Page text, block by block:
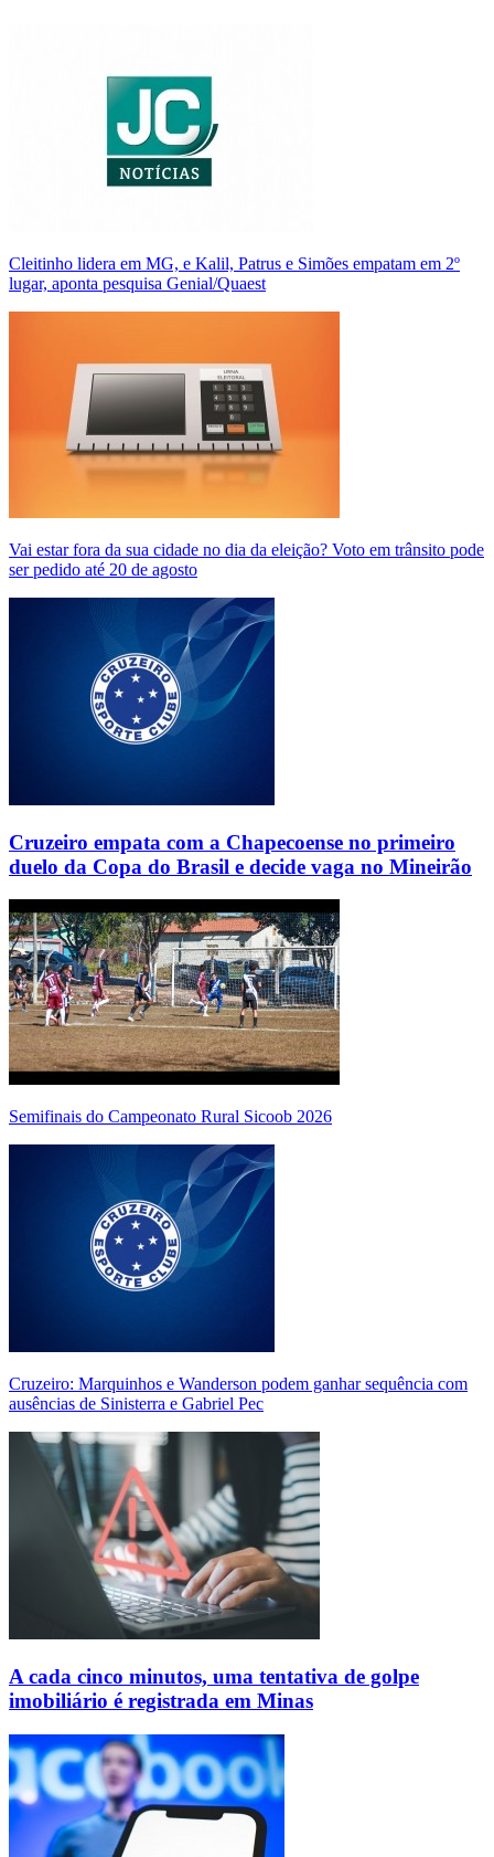
Cleitinho lidera em MG, e Kalil, Patrus e Simões empatam em 2º
lugar, aponta pesquisa Genial/Quaest
Vai estar fora da sua cidade no dia da eleição? Voto em trânsito pode
ser pedido até 20 de agosto
Cruzeiro empata com a Chapecoense no primeiro
duelo da Copa do Brasil e decide vaga no Mineirão
Semifinais do Campeonato Rural Sicoob 2026
Cruzeiro: Marquinhos e Wanderson podem ganhar sequência com
ausências de Sinisterra e Gabriel Pec
A cada cinco minutos, uma tentativa de golpe
imobiliário é registrada em Minas